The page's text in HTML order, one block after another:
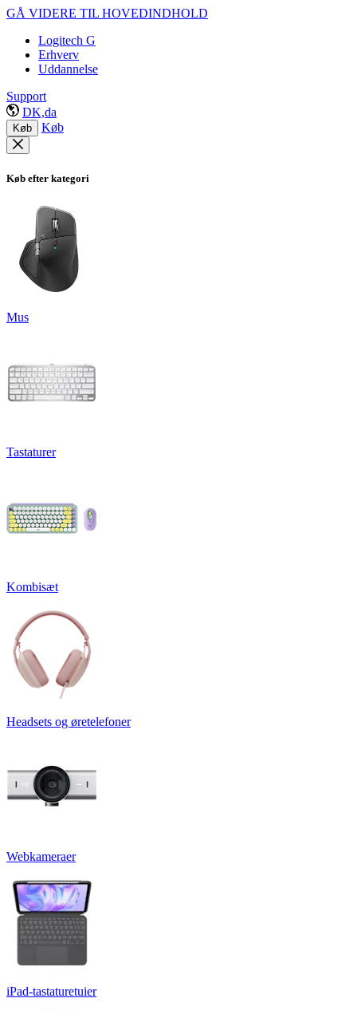
GÅ VIDERE TIL HOVEDINDHOLD
Logitech G
Erhverv
Uddannelse
Support
DK,da
Køb Køb
Køb efter kategori
Mus
Tastaturer
Kombisæt
Headsets og øretelefoner
Webkameraer
iPad-tastaturetuier